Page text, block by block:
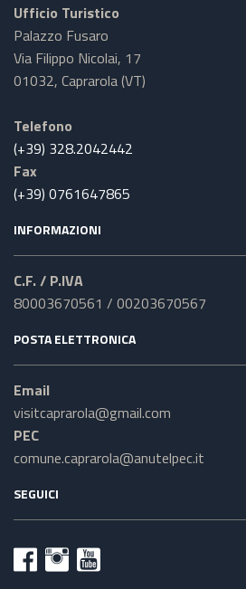
Ufficio Turistico
Palazzo Fusaro
Via Filippo Nicolai, 17
01032, Caprarola (VT)
Telefono
(+39) 328.2042442
Fax
(+39) 0761647865
INFORMAZIONI
C.F. / P.IVA
80003670561 / 00203670567
POSTA ELETTRONICA
Email
visitcaprarola@gmail.com
PEC
comune.caprarola@anutelpec.it
SEGUICI